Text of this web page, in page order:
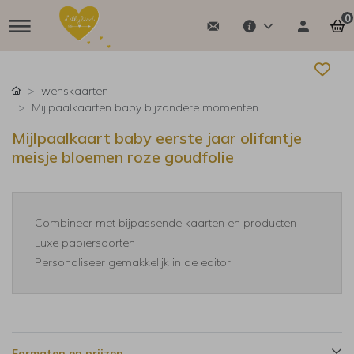
0
wenskaarten
Mijlpaalkaarten baby bijzondere momenten
Mijlpaalkaart baby eerste jaar olifantje
meisje bloemen roze goudfolie
Combineer met bijpassende kaarten en producten
Luxe papiersoorten
Personaliseer gemakkelijk in de editor